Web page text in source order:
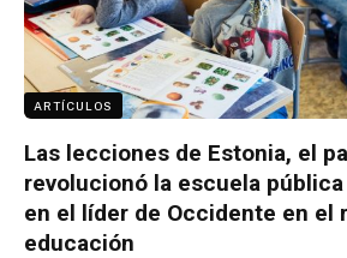
ARTÍCULOS
Las lecciones de Estonia, el
revolucionó la escuela
en el líder de Occidente en el
educación